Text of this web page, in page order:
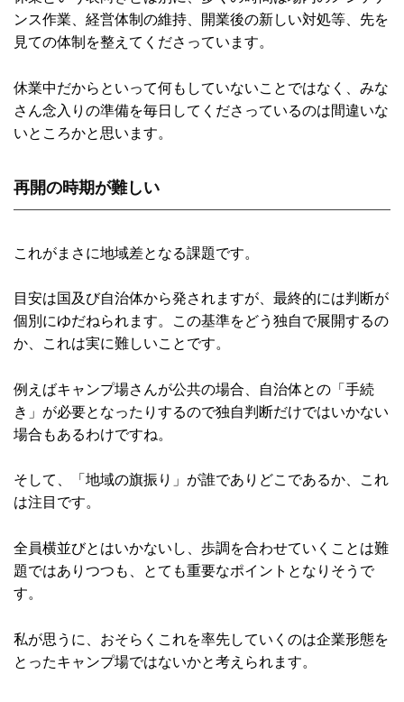
ンス作業、経営体制の維持、開業後の新しい対処等、先を
見ての体制を整えてくださっています。
休業中だからといって何もしていないことではなく、みな
さん念入りの準備を毎日してくださっているのは間違いな
いところかと思います。
再開の時期が難しい
これがまさに地域差となる課題です。
目安は国及び自治体から発されますが、最終的には判断が
個別にゆだねられます。この基準をどう独自で展開するの
か、これは実に難しいことです。
例えばキャンプ場さんが公共の場合、自治体との「手続
き」が必要となったりするので独自判断だけではいかない
場合もあるわけですね。
そして、「地域の旗振り」が誰でありどこであるか、これ
は注目です。
全員横並びとはいかないし、歩調を合わせていくことは難
題ではありつつも、とても重要なポイントとなりそうで
す。
私が思うに、おそらくこれを率先していくのは企業形態を
とったキャンプ場ではないかと考えられます。